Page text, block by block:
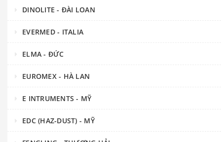
DINOLITE - ĐÀI LOAN
EVERMED - ITALIA
ELMA - ĐỨC
EUROMEX - HÀ LAN
E INTRUMENTS - MỸ
EDC (HAZ-DUST) - MỸ